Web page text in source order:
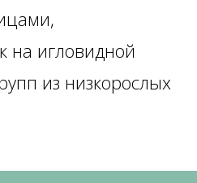
на игловидной
из низкорослых